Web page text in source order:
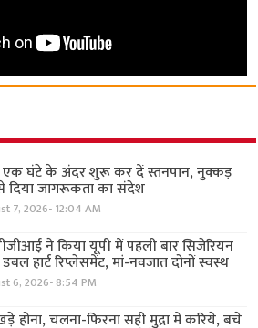
घंटे के अंदर शुरू कर दें स्तनपान, नुक्कड़
दिया जागरूकता का संदेश
7, 2026- 12:04 AM
ने किया यूपी में पहली बार सिजेरियन
हार्ट रिप्लेसमेंट, मां-नवजात दोनों स्वस्थ
6, 2026- 8:54 PM
होना, चलना-फिरना सही मुद्रा में करिये, बचे